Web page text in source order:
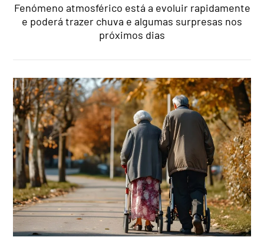
Fenómeno atmosférico está a evoluir rapidamente
e poderá trazer chuva e algumas surpresas nos
próximos dias